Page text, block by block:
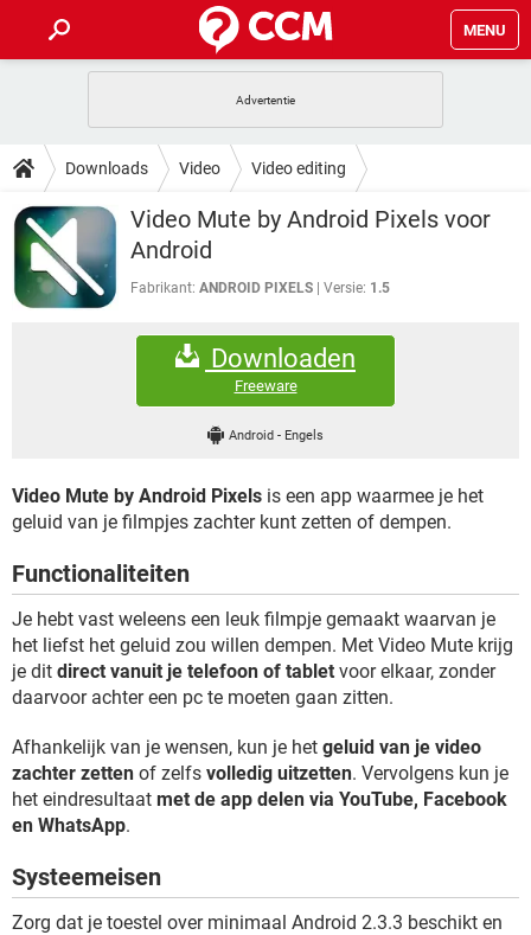
MENU
INSTAGRAM WINDOWS 10
NETFLIX CORONAVIRUS
GRATIS
TIKTOK
HOW-TO
VIDEOBELLEN
INSTAGRAM
NETFLIX
DOWNLOADS
VIDEOBELLEN
INSTAGRAM WINDOWS 10
CORONAVIRUS
SNAPCHAT
FORUM
WINDOWS 10
CORONAVIRUS
SNAPCHAT
GAMES
GRATIS SNAPCHAT
Downloads Video Video editing
Video Mute by Android Pixels voor
Android
Fabrikant: ANDROID PIXELS Versie: 1.5
Downloaden
Freeware
Android - Engels
Video Mute by Android Pixels is een app waarmee je het
geluid van je filmpjes zachter kunt zetten of dempen.
Functionaliteiten
Je hebt vast weleens een leuk filmpje gemaakt waarvan je
het liefst het geluid zou willen dempen. Met Video Mute krijg
je dit direct vanuit je telefoon of tablet voor elkaar, zonder
daarvoor achter een pc te moeten gaan zitten.
Afhankelijk van je wensen, kun je het geluid van je video
zachter zetten of zelfs volledig uitzetten. Vervolgens kun je
het eindresultaat met de app delen via YouTube, Facebook
en WhatsApp.
Systeemeisen
Zorg dat je toestel over minimaal Android 2.3.3 beschikt en